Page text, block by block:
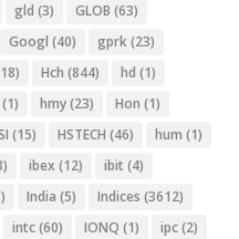
gld (3) GLOB (63)
Googl (40) gprk(23)
Hch (844) hd (1)
(1) hmy(23) Hon (1)
(15) HSTECH (46) hum (1)
ibex (12) ibit (4)
India (5) Indices (3612)
intc(60) IONQ (1) ipc(2)